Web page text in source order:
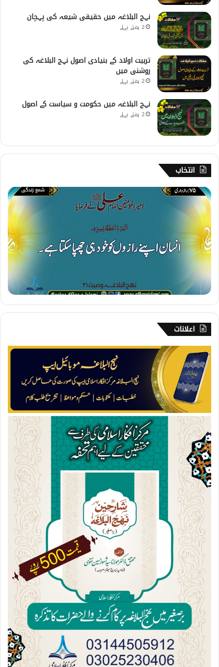
نہج البلاغہ میں حقیقی شیعہ کی پہچان
2 ہفتے پہلے
تربیت اولاد کے بنیادی اصول نہج البلاغہ کی
روشنی میں
2 ہفتے پہلے
نہج البلاغہ میں حکومت و سیاست کے اصول
2 ہفتے پہلے
انتخاب
7
5
۔
ر
ا
ز
د
ا
ر
ی
اعلانات